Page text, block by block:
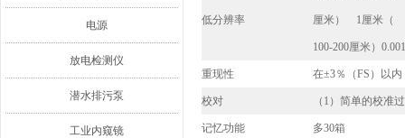
电源
放电检测仪
潜水排污泵
工业内窥镜
低分辨率 厘米） 1厘米（
100-200厘米） 0.001
重现性 在±3％（FS）以内
校对 （1）简单的校准
记忆功能 多30箱